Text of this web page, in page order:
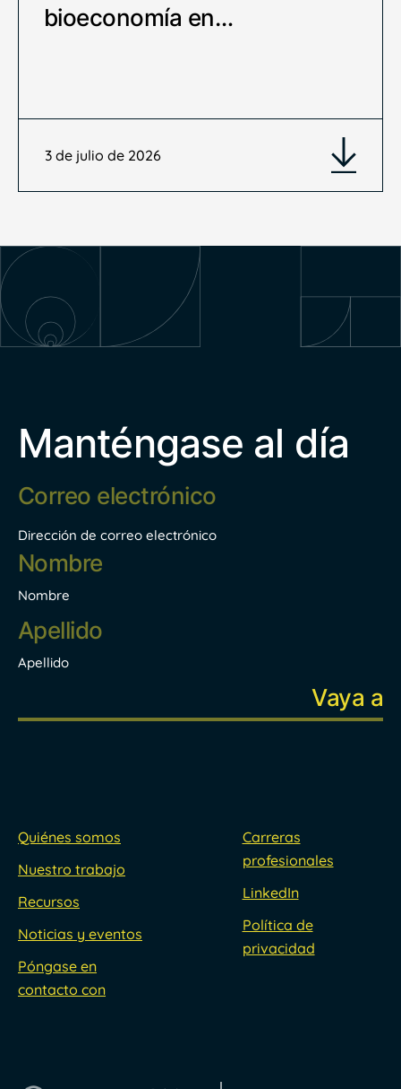
bioeconomía en…
3 de julio de 2026
Manténgase al día
Correo
electrónico *
Dirección de correo electrónico
Nombre
Nombre
Apellido
Quiénes somos
Nuestro trabajo
Recursos
Noticias y eventos
Póngase en
contacto con
Carreras
profesionales
LinkedIn
Política de
privacidad